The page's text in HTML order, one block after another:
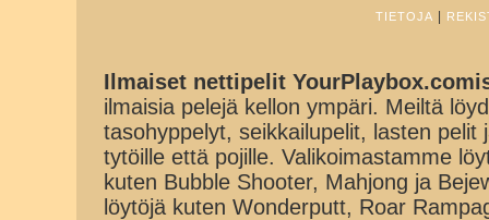
TIETOJA
Ilmaiset nettipelit
ilmaisia pelejä kellon ympäri. Meiltä
tasohyppelyt, seikkailupelit, lasten
tytöille että pojille. Valikoimastamme
kuten Bubble Shooter, Mahjong ja
löytöjä kuten Wonderputt, Roar